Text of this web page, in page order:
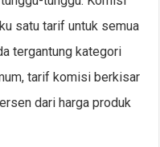
satu tarif untuk semua
tergantung kategori
tarif komisi berkisar
dari harga produk